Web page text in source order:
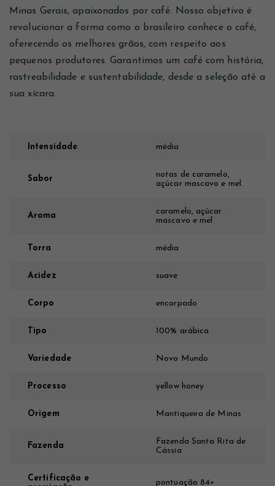
Minas Gerais, apaixonados por café. Nosso objetivo é
revolucionar a forma como o brasileiro conhece o café,
oferecendo os melhores grãos, com respeito aos
pequenos produtores. Garantimos um café com história,
rastreabilidade e sustentabilidade, desde a seleção até a
sua xícara.
Intensidade média
Sabor
notas de caramelo,
açúcar mascavo e mel.
Aroma
caramelo, açúcar
mascavo e mel
Torra média
Acidez suave
Corpo encorpado
Tipo 100% arábica
Variedade Novo Mundo
Processo yellow honey
Origem Mantiqueira de Minas
Fazenda
Fazenda Santa Rita de
Cássia
Certificação e
pontuação 84+